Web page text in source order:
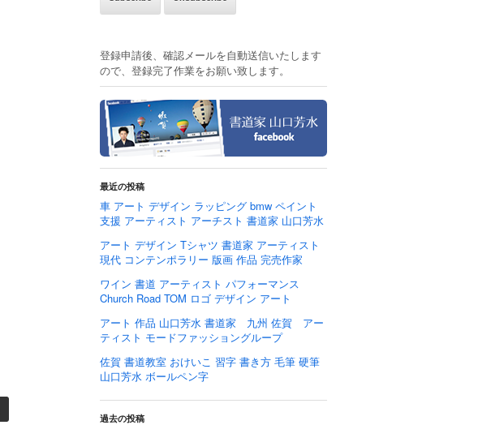
登録申請後、確認メールを自動送信いたします
ので、登録完了作業をお願い致します。
最近の投稿
車 アート デザイン ラッピング bmw ペイント
支援 アーティスト アーチスト 書道家 山口芳水
アート デザイン Tシャツ 書道家 アーティスト
現代 コンテンポラリー 版画 作品 完売作家
ワイン 書道 アーティスト パフォーマンス
Church Road TOM ロゴ デザイン アート
アート 作品 山口芳水 書道家 九州 佐賀 アー
ティスト モードファッショングループ
佐賀 書道教室 おけいこ 習字 書き方 毛筆 硬筆
山口芳水 ボールペン字
過去の投稿